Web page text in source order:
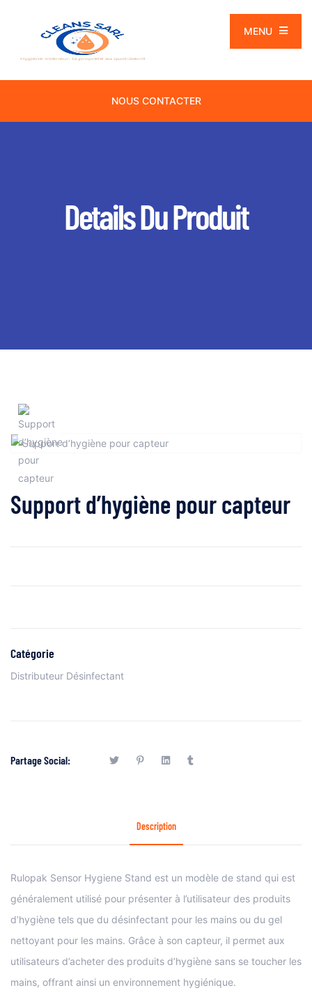
MENU
NOUS CONTACTER
Details Du Produit
Support d’hygiène pour capteur
Catégorie
Distributeur Désinfectant
Partage Social:
Description
Rulopak Sensor Hygiene Stand est un modèle de stand qui est
généralement utilisé pour présenter à l’utilisateur des produits
d’hygiène tels que du désinfectant pour les mains ou du gel
nettoyant pour les mains. Grâce à son capteur, il permet aux
utilisateurs d’acheter des produits d’hygiène sans se toucher les
mains, offrant ainsi un environnement hygiénique.